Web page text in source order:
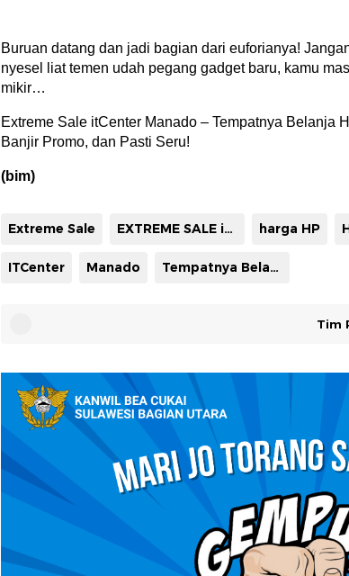
Buruan datang dan jadi bagian dari euforianya!
nyesel liat temen udah pegang gadget baru, kamu
mikir…
Extreme Sale itCenter Manado – Tempatnya Belanja
Banjir Promo, dan Pasti Seru!
(bim)
Extreme Sale EXTREME SALE itCenter Manado harga HP
ITCenter Manado Tempatnya Belanja Hemat
Tim